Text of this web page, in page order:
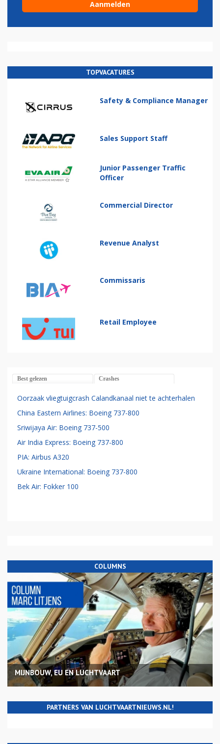
TOPVACATURES
Safety & Compliance Manager
Sales Support Staff
Junior Passenger Traffic
Officer
Commercial Director
Revenue Analyst
Commissaris
Retail Employee
Best gelezen Crashes
Oorzaak vliegtuigcrash Calandkanaal niet te achterhalen
China Eastern Airlines: Boeing 737-800
Sriwijaya Air: Boeing 737-500
Air India Express: Boeing 737-800
PIA: Airbus A320
Ukraine International: Boeing 737-800
Bek Air: Fokker 100
COLUMNS
MIJNBOUW, EU EN LUCHTVAART
PARTNERS VAN LUCHTVAARTNIEUWS.NL!